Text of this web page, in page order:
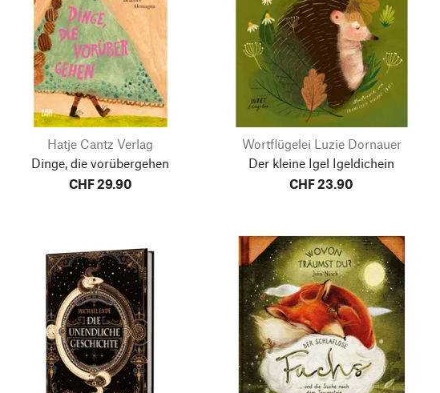
Hatje Cantz Verlag
Dinge, die vorübergehen
CHF 29.90
Wortflügelei Luzie Dornauer
Der kleine Igel Igeldichein
CHF 23.90